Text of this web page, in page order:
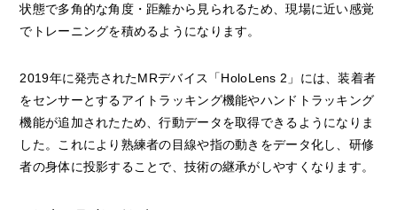
状態で多角的な角度・距離から見られるため、現場に近い感覚
でトレーニングを積めるようになります。
2019年に発売されたMRデバイス「HoloLens 2」には、装着者
をセンサーとするアイトラッキング機能やハンドトラッキング
機能が追加されたため、行動データを取得できるようになりま
した。これにより熟練者の目線や指の動きをデータ化し、研修
者の身体に投影することで、技術の継承がしやすくなります。